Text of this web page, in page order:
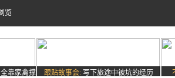
览
靠家禽撑
跟贴故事会: 写下旅途中被坑的经历